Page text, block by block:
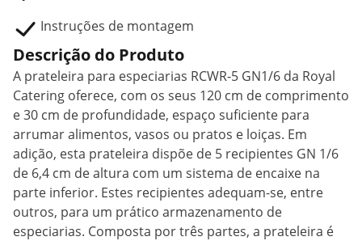
Instruções de montagem
Descrição do Produto
A prateleira para especiarias RCWR-5 GN1/6 da Royal
Catering oferece, com os seus 120 cm de comprimento
e 30 cm de profundidade, espaço suficiente para
arrumar alimentos, vasos ou pratos e loiças. Em
adição, esta prateleira dispõe de 5 recipientes GN 1/6
de 6,4 cm de altura com um sistema de encaixe na
parte inferior. Estes recipientes adequam-se, entre
outros, para um prático armazenamento de
especiarias. Composta por três partes, a prateleira é